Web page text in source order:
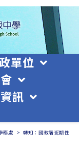
單位
訊
務處 > 轉知：國教署近期性別